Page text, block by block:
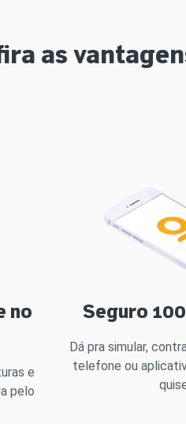
as
no
e
pelo
Seguro
Dá pra simular,
telefone ou